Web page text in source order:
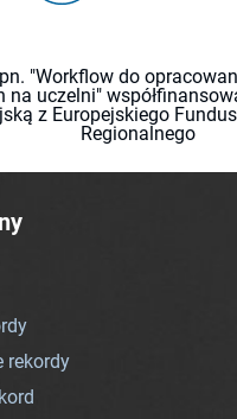
"Workflow do
na uczelni"
z Europejskiego
Regionalnego
rekordy